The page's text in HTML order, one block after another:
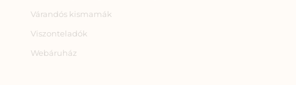
Várandós kismamák
Viszonteladók
Webáruház